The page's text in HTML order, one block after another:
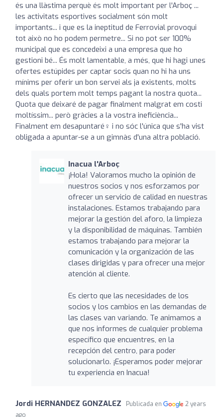
és una llàstima perquè és molt important per l'Arboç ...
les activitats esportives socialment són molt
importants... i que es la ineptitud de Ferrovial provoqui
tot això no ho podem permetre... Si no pot ser 100%
municipal que es concedeixi a una empresa que ho
gestioni bé... És molt lamentable, a més, que hi hagi unes
ofertes estúpides per captar socis quan no hi ha uns
mínims per oferir un bon servei als ja existents, molts
dels quals portem molt temps pagant la nostra quota...
Quota que deixaré de pagar finalment malgrat em costi
moltíssim... però gràcies a la vostra ineficiència...
Finalment em desapuntaré‍♀️ i no sóc l'única que s'ha vist
obligada a apuntar-se a un gimnàs d'una altra població.
Inacua l'Arboç
¡Hola! Valoramos mucho la opinión de
nuestros socios y nos esforzamos por
ofrecer un servicio de calidad en nuestras
instalaciones. Estamos trabajando para
mejorar la gestión del aforo, la limpieza
y la disponibilidad de máquinas. También
estamos trabajando para mejorar la
comunicación y la organización de las
clases dirigidas y para ofrecer una mejor
atención al cliente.
Es cierto que las necesidades de los
socios y los cambios en las demandas de
las clases van variando. Te animamos a
que nos informes de cualquier problema
específico que encuentres, en la
recepción del centro, para poder
solucionarlo. ¡Esperamos poder mejorar
tu experiencia en Inacua!
Jordi HERNANDEZ GONZALEZ Publicada en
2 years
ago